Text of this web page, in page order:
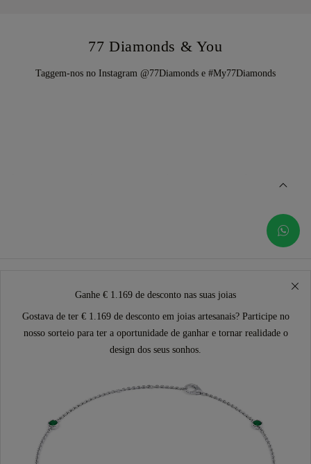
77 Diamonds & You
Taggem-nos no Instagram @77Diamonds e #My77Diamonds
Ganhe € 1.169 de desconto nas suas joias
Gostava de ter € 1.169 de desconto em joias artesanais? Participe no
nosso sorteio para ter a oportunidade de ganhar e tornar realidade o
design dos seus sonhos.